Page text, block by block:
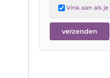
Vink aan als je